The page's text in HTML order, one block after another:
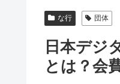
な行 団体
日本デジ
とは？会